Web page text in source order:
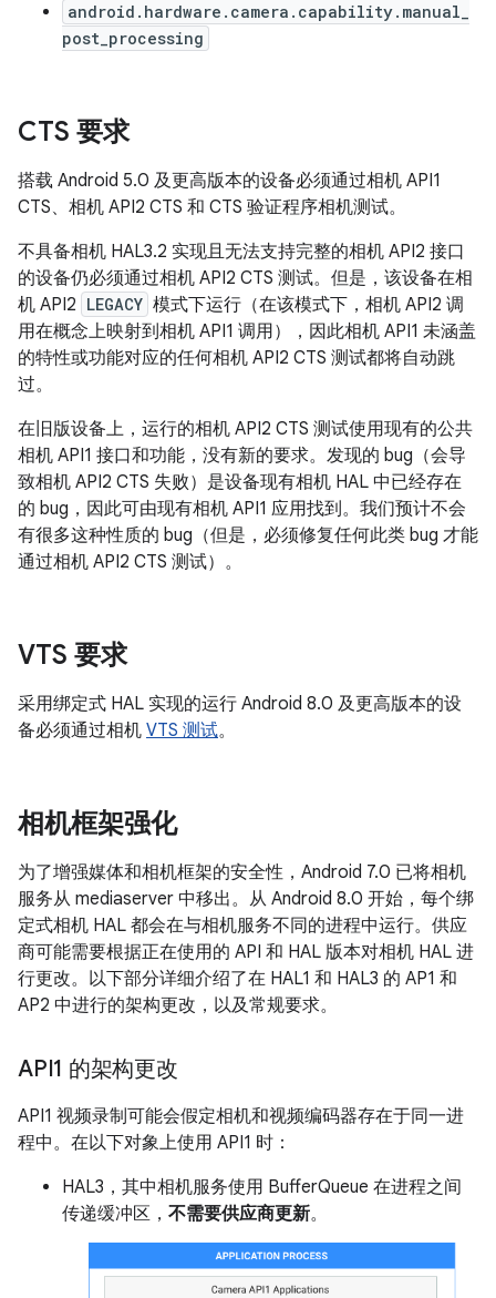
android.hardware.camera.capability.manual_
post_processing
CTS 要求
搭载 Android 5.0 及更高版本的设备必须通过相机 API1
CTS、相机 API2 CTS 和 CTS 验证程序相机测试。
不具备相机 HAL3.2 实现且无法支持完整的相机 API2 接口
的设备仍必须通过相机 API2 CTS 测试。但是，该设备在相
机 API2 LEGACY 模式下运行（在该模式下，相机 API2 调
用在概念上映射到相机 API1 调用），因此相机 API1 未涵盖
的特性或功能对应的任何相机 API2 CTS 测试都将自动跳
过。
在旧版设备上，运行的相机 API2 CTS 测试使用现有的公共
相机 API1 接口和功能，没有新的要求。发现的 bug（会导
致相机 API2 CTS 失败）是设备现有相机 HAL 中已经存在
的 bug，因此可由现有相机 API1 应用找到。我们预计不会
有很多这种性质的 bug（但是，必须修复任何此类 bug 才能
通过相机 API2 CTS 测试）。
VTS 要求
采用绑定式 HAL 实现的运行 Android 8.0 及更高版本的设
备必须通过相机 VTS 测试。
相机框架强化
为了增强媒体和相机框架的安全性，Android 7.0 已将相机
服务从 mediaserver 中移出。从 Android 8.0 开始，每个绑
定式相机 HAL 都会在与相机服务不同的进程中运行。供应
商可能需要根据正在使用的 API 和 HAL 版本对相机 HAL 进
行更改。以下部分详细介绍了在 HAL1 和 HAL3 的 AP1 和
AP2 中进行的架构更改，以及常规要求。
API1 的架构更改
API1 视频录制可能会假定相机和视频编码器存在于同一进
程中。在以下对象上使用 API1 时：
HAL3，其中相机服务使用 BufferQueue 在进程之间
传递缓冲区， 不需要供应商更新。